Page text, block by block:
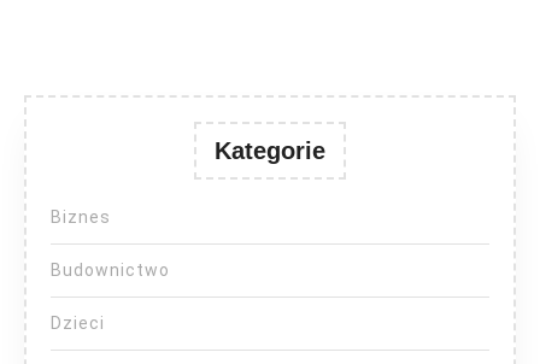
Kategorie
Biznes
Budownictwo
Dzieci